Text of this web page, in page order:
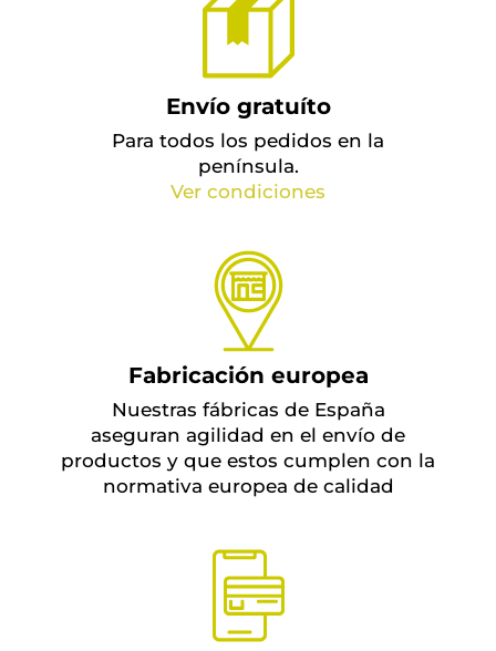
Envío gratuíto
Para todos los pedidos en la
península.
Ver condiciones
Fabricación europea
Nuestras fábricas de España
aseguran agilidad en el envío de
productos y que estos cumplen con la
normativa europea de calidad